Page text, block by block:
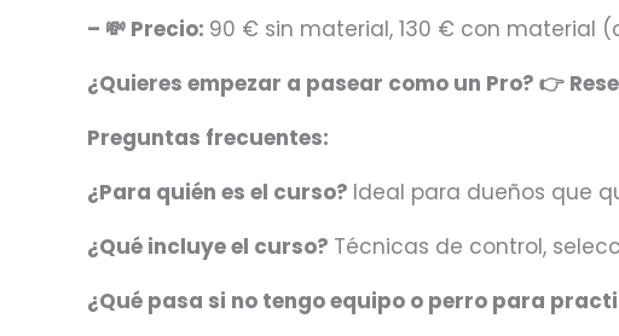
– 💸 Precio: 90 € sin material, 130 € con material
¿Quieres empezar a pasear como un Pro? 👉
Preguntas frecuentes:
¿Para quién es el curso? Ideal para dueños que
¿Qué incluye el curso? Técnicas de control,
¿Qué pasa si no tengo equipo o perro para